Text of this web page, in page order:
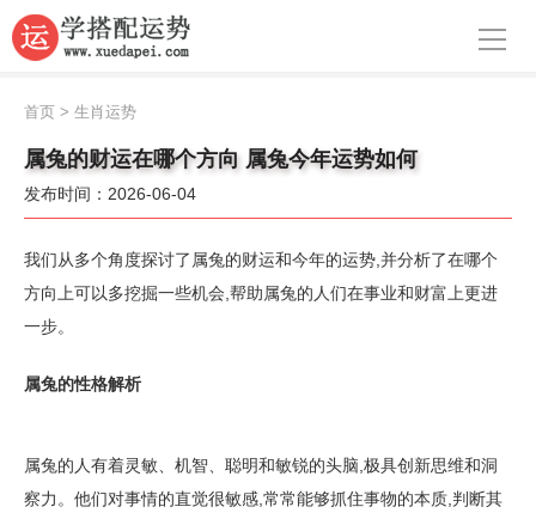
导航
周公解梦
生肖运势
八字算命
星座
首页 > 生肖运势
属兔的财运在哪个方向 属兔今年运势如何
发布时间：2026-06-04
我们从多个角度探讨了属兔的财运和今年的运势,并分析了在哪个
方向上可以多挖掘一些机会,帮助属兔的人们在事业和财富上更进
一步。
属兔的性格解析
属兔的人有着灵敏、机智、聪明和敏锐的头脑,极具创新思维和洞
察力。他们对事情的直觉很敏感,常常能够抓住事物的本质,判断其